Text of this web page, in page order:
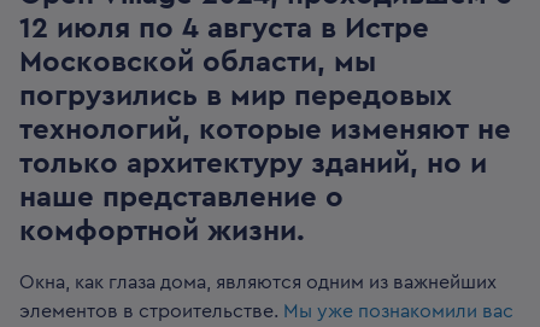
12 июля по 4 августа в Истре
Московской области, мы
погрузились в мир передовых
технологий, которые изменяют не
только архитектуру зданий, но и
наше представление о
комфортной жизни.
Окна, как глаза дома, являются одним из важнейших
элементов в строительстве. Мы уже познакомили вас